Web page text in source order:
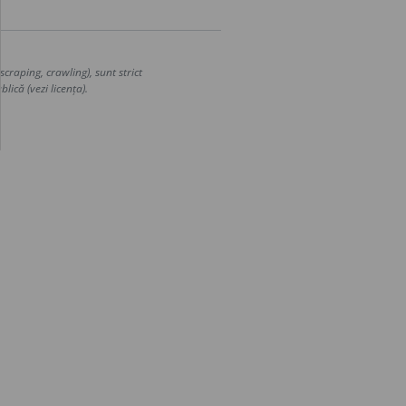
crawling), sunt strict
(vezi licența).